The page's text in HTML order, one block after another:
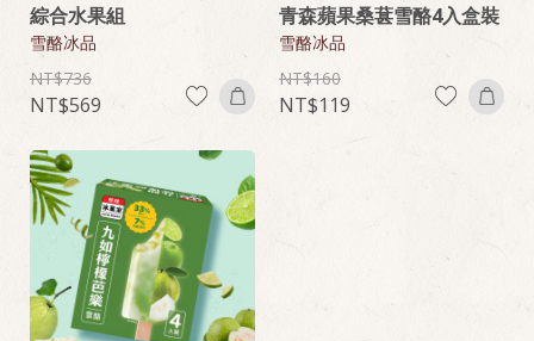
綜合水果組
雪酪冰品
736
569
青森蘋果桑葚雪酪4入盒裝
雪酪冰品
160
119